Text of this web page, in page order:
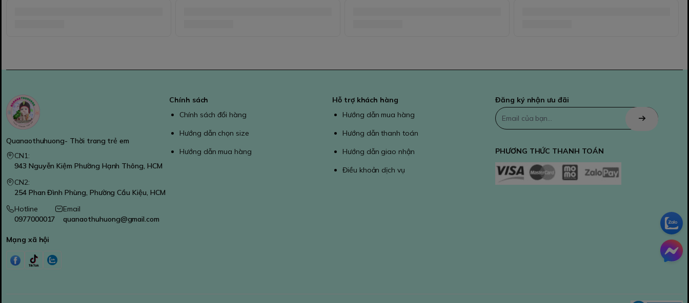
Quanaothuhuong- Thời trang trẻ em
CN1:
943 Nguyễn Kiệm Phường Hạnh Thông, HCM
CN2:
254 Phan Đình Phùng, Phường Cầu Kiệu, HCM
Hotline
0977000017
Email
quanaothuhuong@gmail.com
Mạng xã hội
Chính sách
Chính sách đổi hàng
Hướng dẫn chọn size
Hướng dẫn mua hàng
Hỗ trợ khách hàng
Hướng dẫn mua hàng
Hướng dẫn thanh toán
Hướng dẫn giao nhận
Điều khoản dịch vụ
Đăng ký nhận ưu đãi
PHƯƠNG THỨC THANH TOÁN